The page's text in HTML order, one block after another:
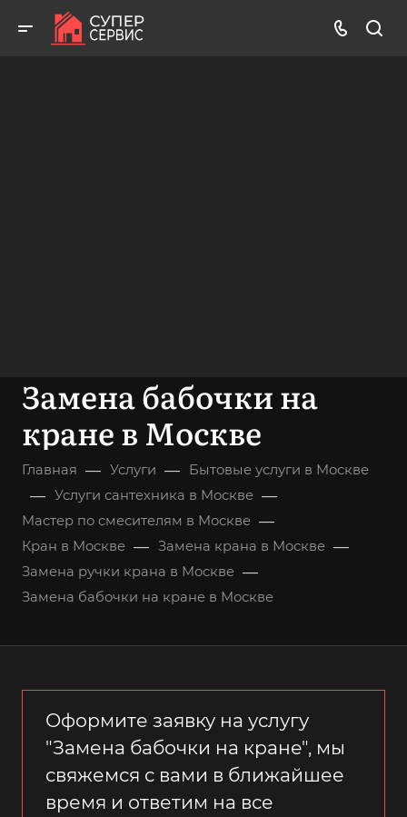
Замена бабочки на
кране в Москве
Главная — Услуги — Бытовые услуги в Москве
— Услуги сантехника в Москве —
Мастер по смесителям в Москве —
Кран в Москве — Замена крана в Москве —
Замена ручки крана в Москве —
Замена бабочки на кране в Москве
Оформите заявку на услугу
"Замена бабочки на кране", мы
свяжемся с вами в ближайшее
время и ответим на все